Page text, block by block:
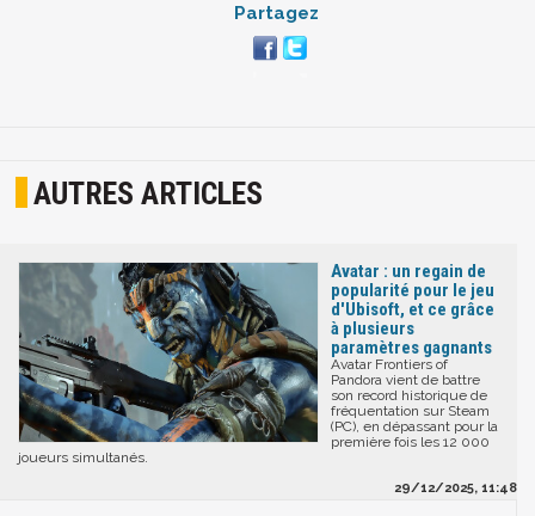
Partagez
AUTRES ARTICLES
Avatar : un regain de
popularité pour le jeu
d'Ubisoft, et ce grâce
à plusieurs
paramètres gagnants
Avatar Frontiers of
Pandora vient de battre
son record historique de
fréquentation sur Steam
(PC), en dépassant pour la
première fois les 12 000
joueurs simultanés.
29/12/2025, 11:48